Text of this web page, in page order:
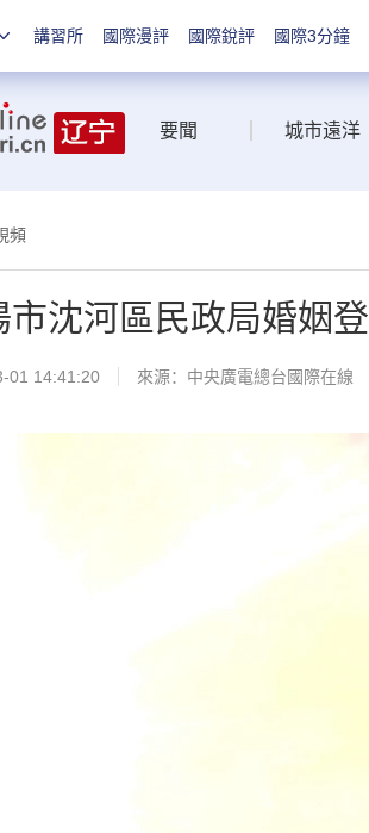
講習所 國際漫評 國際銳評 國際3分鐘
要聞 城市遠洋
頻
市沈河區民政局婚姻
01 14:41:20 來源：中央廣電總台國際在線